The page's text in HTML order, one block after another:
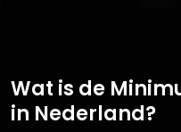
Wat is de
in Nederland?